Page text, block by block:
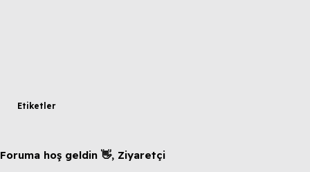
Etiketler
Foruma hoş geldin 👋, Ziyaretçi